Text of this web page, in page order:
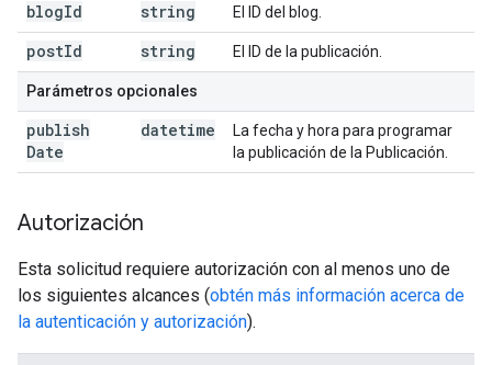
blogId string El ID del blog.
postId string El ID de la publicación.
Parámetros opcionales
publish
Date
datetime
La fecha y hora para programar
la publicación de la Publicación.
Autorización
Esta solicitud requiere autorización con al menos uno de
los siguientes alcances (obtén más información acerca de
la autenticación y autorización).